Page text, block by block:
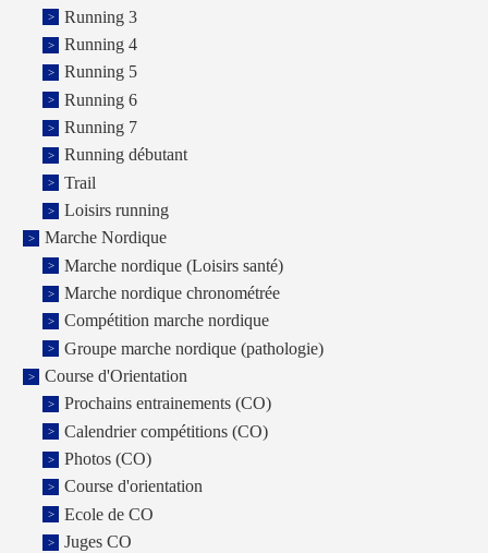
Running 3
Running 4
Running 5
Running 6
Running 7
Running débutant
Trail
Loisirs running
Marche Nordique
Marche nordique (Loisirs santé)
Marche nordique chronométrée
Compétition marche nordique
Groupe marche nordique (pathologie)
Course d'Orientation
Prochains entrainements (CO)
Calendrier compétitions (CO)
Photos (CO)
Course d'orientation
Ecole de CO
Juges CO